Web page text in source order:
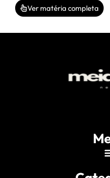
Ver matéria completa